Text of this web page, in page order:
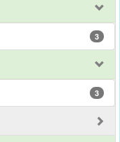
3
3